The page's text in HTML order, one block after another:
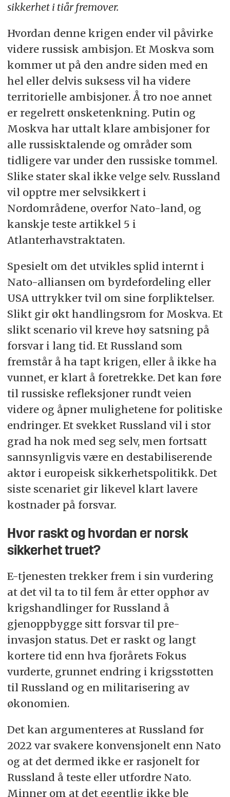
sikkerhet i tiår fremover.
Hvordan denne krigen ender vil påvirke
videre russisk ambisjon. Et Moskva som
kommer ut på den andre siden med en
hel eller delvis suksess vil ha videre
territorielle ambisjoner. Å tro noe annet
er regelrett ønsketenkning. Putin og
Moskva har uttalt klare ambisjoner for
alle russisktalende og områder som
tidligere var under den russiske tommel.
Slike stater skal ikke velge selv. Russland
vil opptre mer selvsikkert i
Nordområdene, overfor Nato-land, og
kanskje teste artikkel 5 i
Atlanterhavstraktaten.
Spesielt om det utvikles splid internt i
Nato-alliansen om byrdefordeling eller
USA uttrykker tvil om sine forpliktelser.
Slikt gir økt handlingsrom for Moskva. Et
slikt scenario vil kreve høy satsning på
forsvar i lang tid. Et Russland som
fremstår å ha tapt krigen, eller å ikke ha
vunnet, er klart å foretrekke. Det kan føre
til russiske refleksjoner rundt veien
videre og åpner mulighetene for politiske
endringer. Et svekket Russland vil i stor
grad ha nok med seg selv, men fortsatt
sannsynligvis være en destabiliserende
aktør i europeisk sikkerhetspolitikk. Det
siste scenariet gir likevel klart lavere
kostnader på forsvar.
Hvor raskt og hvordan er norsk
sikkerhet truet?
E-tjenesten trekker frem i sin vurdering
at det vil ta to til fem år etter opphør av
krigshandlinger for Russland å
gjenoppbygge sitt forsvar til pre-
invasjon status. Det er raskt og langt
kortere tid enn hva fjorårets Fokus
vurderte, grunnet endring i krigsstøtten
til Russland og en militarisering av
økonomien.
Det kan argumenteres at Russland før
2022 var svakere konvensjonelt enn Nato
og at det dermed ikke er rasjonelt for
Russland å teste eller utfordre Nato.
Minner om at det egentlig ikke ble